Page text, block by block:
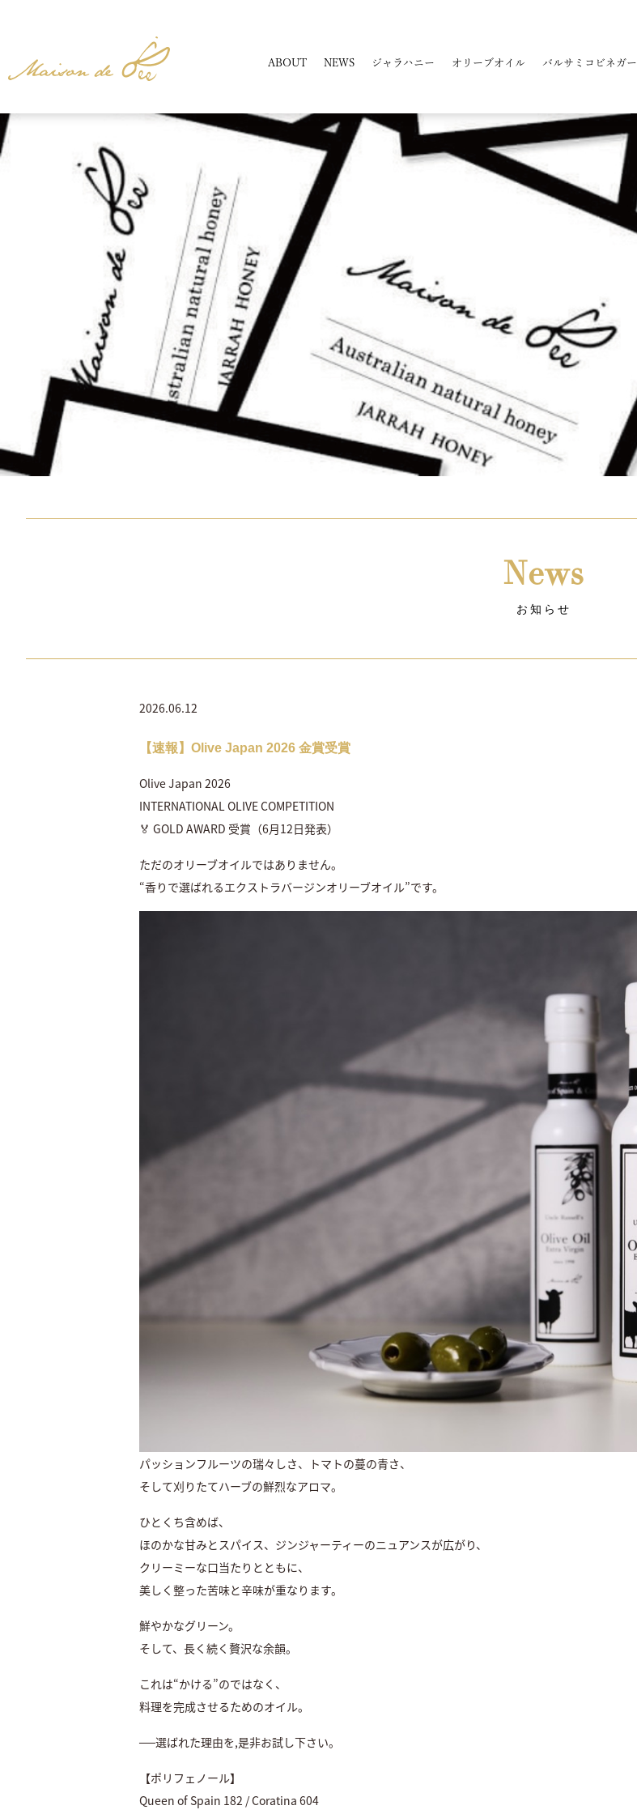
ABOUT NEWS ジャラハニー オリーブオイル バルサミコビネガー
News
お知らせ
2026.06.12
【速報】Olive Japan 2026 金賞受賞
Olive Japan 2026
INTERNATIONAL OLIVE COMPETITION
🏅 GOLD AWARD 受賞（6月12日発表）
ただのオリーブオイルではありません。
“香りで選ばれるエクストラバージンオリーブオイル”です。
パッションフルーツの瑞々しさ、トマトの蔓の青さ、
そして刈りたてハーブの鮮烈なアロマ。
ひとくち含めば、
ほのかな甘みとスパイス、ジンジャーティーのニュアンスが広がり、
クリーミーな口当たりとともに、
美しく整った苦味と辛味が重なります。
鮮やかなグリーン。
そして、長く続く贅沢な余韻。
これは“かける”のではなく、
料理を完成させるためのオイル。
──選ばれた理由を,是非お試し下さい。
【ポリフェノール】
Queen of Spain 182 / Coratina 604